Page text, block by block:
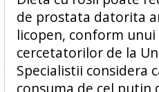
de prostata datorita
licopen, conform
cercetatorilor de la
Specialistii considera
consuma de cel putin